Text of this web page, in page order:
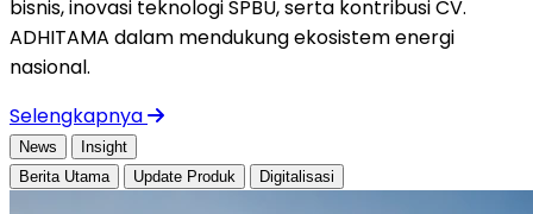
bisnis, inovasi teknologi SPBU, serta kontribusi CV.
ADHITAMA dalam mendukung ekosistem energi
nasional.
Selengkapnya
News
Insight
Berita Utama
Update Produk Digitalisasi